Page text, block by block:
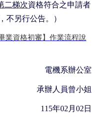
二梯次資格符合之申請者
不另行公告。）
業資格初審】作業流程說
電機系辦公室
承辦人員曾小姐
115年02 月 02 日